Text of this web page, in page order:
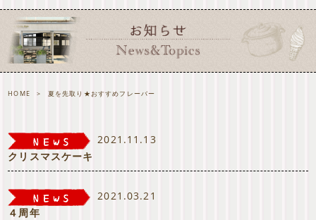
HOME > 夏を先取り★おすすめフレーバー
2021.11.13
クリスマスケーキ
2021.03.21
４周年